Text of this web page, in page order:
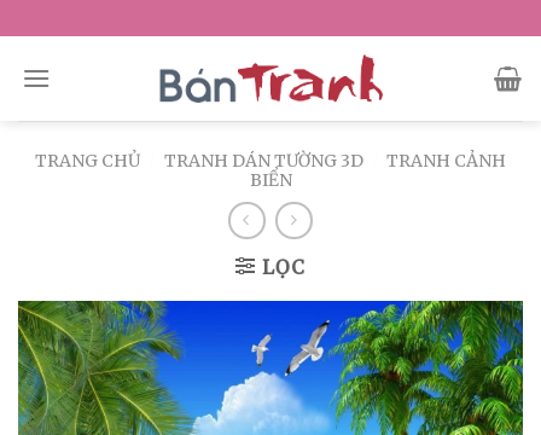
to
content
TRANG CHỦ TRANH DÁN TƯỜNG 3D
TRANH CẢNH
BIỂN
LỌC